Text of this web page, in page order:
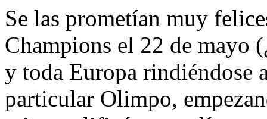
Se las prometían muy
Champions el 22 de mayo
y toda Europa rindiéndose
particular Olimpo,